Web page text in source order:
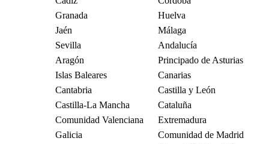
Granada
Huelva
Jaén
Málaga
Sevilla
Andalucía
Aragón
Principado de Asturias
Islas Baleares
Canarias
Cantabria
Castilla y León
Castilla-La Mancha
Cataluña
Comunidad Valenciana
Extremadura
Galicia
Comunidad de Madrid